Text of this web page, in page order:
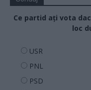
Ce partid ați vota
loc
USR
PNL
PSD